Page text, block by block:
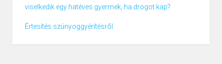
viselkedik egy hatéves gyermek, ha drogot kap?
Értesítés szúnyoggyérítésről